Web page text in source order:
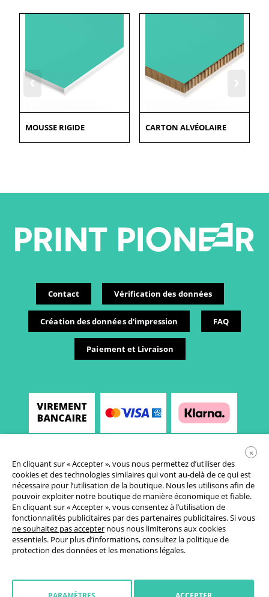
‹
MOUSSE RIGIDE CARTON ALVÉOLAIRE
Contact Vérification des données
Création des données d'impression FAQ
Paiement et Livraison
Conditions générales de vente
Déclaration de protection des données
Droit de rétractation
×
En cliquant sur « Accepter », vous nous permettez d’utiliser des
cookies et des technologies similaires qui vont au-delà de ce qui est
nécessaire pour l’utilisation de la boutique. Nous les utilisons afin de
pouvoir exploiter notre boutique de manière économique et fiable.
En cliquant sur « Accepter », vous consentez à l’utilisation de
fonctionnalités publicitaires par des partenaires publicitaires. Si vous
ne souhaitez pas accepter nous nous limiterons aux cookies
essentiels. Pour plus d’informations, consultez la politique de
protection des donnéeset les menations légales.